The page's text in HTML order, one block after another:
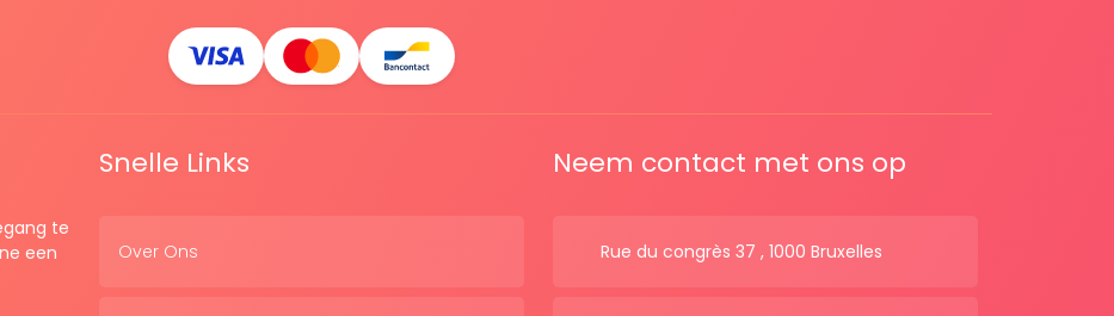
te
een
Snelle Links
Over Ons
Neem contact met ons op
Rue du congrès 37 , 1000 Bruxelles